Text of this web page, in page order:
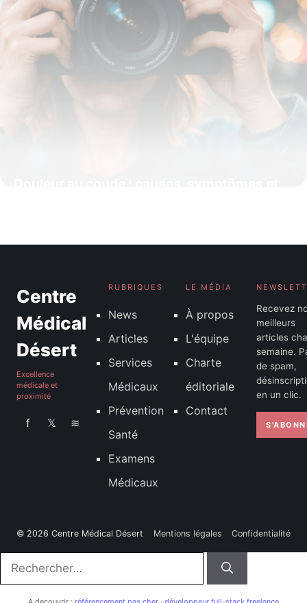
Centre
Médical
Désert
Excellence
médicale et
proximité
f 𝕏 ≋
RUBRIQUES
News
Articles
Services
Médicaux
Prévention
Santé
Examens
Médicaux
LE MÉDIA
À propos
L'équipe
Charte
éditoriale
Contact
Recevez
meilleurs
articles
semaine.
de spam,
en un clic.
© 2026 Centre Médical Désert Mentions légales Confidentialité